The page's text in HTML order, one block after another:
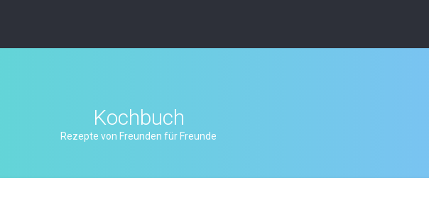
Kochbuch
Rezepte von Freunden für Freunde